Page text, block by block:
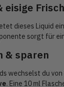
eisige
dieses Liquid
sorgt für
& sparen
wechselst du
. Eine 10 ml